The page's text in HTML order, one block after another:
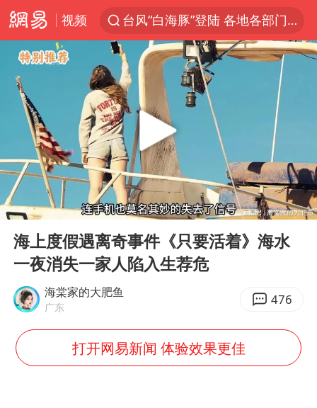
视频
台风“白海豚”登陆 各地各部门全力应对
白海豚雨量超越利奇马、巴威
人形机器人第一股
上海地铁4条线路全线停运
宇树申购 中一签有望赚20万元
4.2平卫生间补漏注胶花1.55万
白海豚路径图
武汉3名城管协管员殴打摊主被刑拘
律师谈贾冰私人饭局被偷拍
NBA传奇教练老尼尔森去世
Play
00:00 08:28
海上度假遇离奇事件《只要活着》海水
一夜消失一家人陷入生荐危
海棠家的大肥鱼
广东 476
打开网易新闻 体验效果更佳